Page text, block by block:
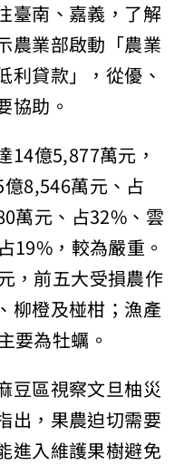
臺南、嘉義，了解
農業部啟動「農業
貸款」，從優、
助。
億5,877萬元，
8,546萬元、占
萬元、占32%、雲
，較為嚴重。
，前五大受損農作
柳橙及椪柑；漁產
為牡蠣。
區視察文旦柚災
，果農迫切需要
入維護果樹避免